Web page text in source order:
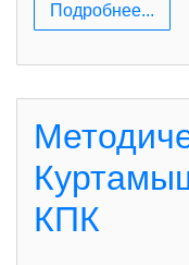
Подробнее...
КПК